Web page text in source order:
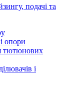
подачі та
опори
тютюнових
і